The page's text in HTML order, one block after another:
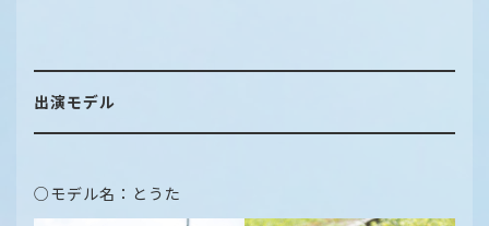
出演モデル
○モデル名：とうた